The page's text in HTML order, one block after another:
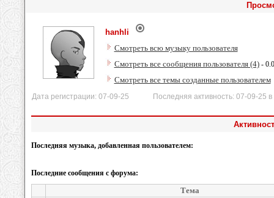
hanhli
Смотреть всю музыку пользователя
Смотреть все сообщения пользователя (4)-
Смотреть все темы созданные пользователем
Дата регистрации: 07-09-25 Последняя активность: 07-09-25 в
Последняя музыка, добавленная пользователем:
Последние сообщения с форума:
Тема